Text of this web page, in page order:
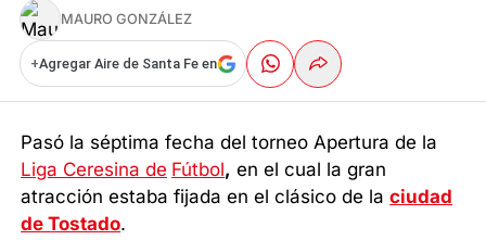
MAURO GONZÁLEZ
+Agregar Aire de Santa Fe en
Pasó la séptima fecha del torneo Apertura de la
Liga Ceresina de Fútbol, en el cual la gran
atracción estaba fijada en el clásico de laciudad
de Tostado.